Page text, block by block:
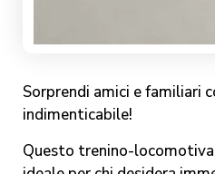
Sorprendi amici e familiari
indimenticabile!
Questo trenino-locomotiva